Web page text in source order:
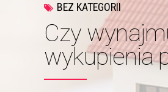
BEZ KATEGORII
Czy
wykupienia